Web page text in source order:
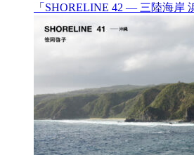
「SHORELINE 42 — 三陸海岸